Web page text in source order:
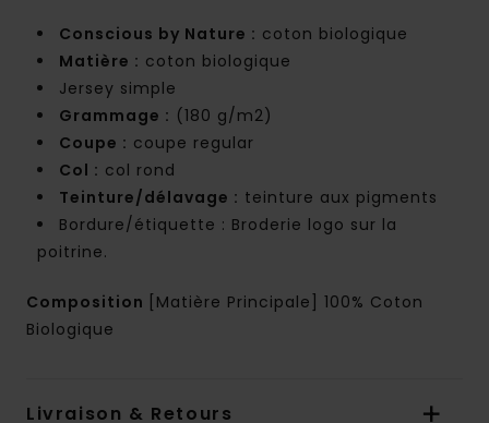
Conscious by Nature : coton biologique
Matière : coton biologique
Jersey simple
Grammage : (180 g/m2)
Coupe : coupe regular
Col : col rond
Teinture/délavage : teinture aux pigments
Bordure/étiquette : Broderie logo sur la
poitrine.
Composition
[Matière Principale] 100% Coton
Biologique
Livraison & Retours